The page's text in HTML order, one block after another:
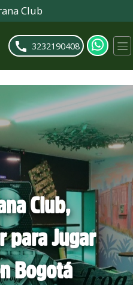
Club
3232190408
Club,
para Jugar
Bogotá